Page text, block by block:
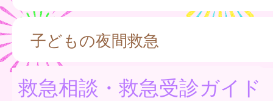
子どもの夜間救急
救急相談・救急受診ガイド